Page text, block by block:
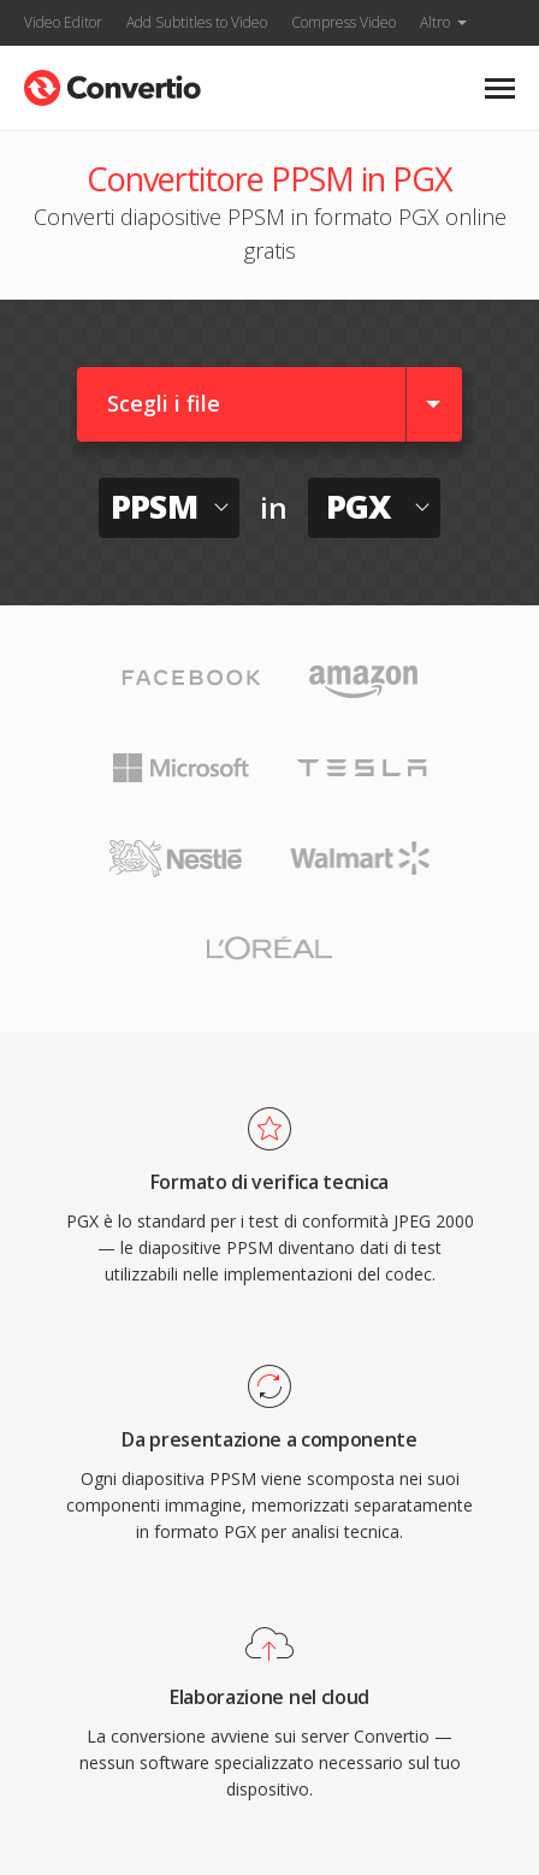
Video Editor Add Subtitles to Video Compress Video Altro
Convertitore PPSM in PGX
Converti diapositive PPSM in formato PGX online
gratis
Scegli i file
PPSM in PGX
Formato di verifica tecnica
PGX è lo standard per i test di conformità JPEG 2000
— le diapositive PPSM diventano dati di test
utilizzabili nelle implementazioni del codec.
Da presentazione a componente
Ogni diapositiva PPSM viene scomposta nei suoi
componenti immagine, memorizzati separatamente
in formato PGX per analisi tecnica.
Elaborazione nel cloud
La conversione avviene sui server Convertio —
nessun software specializzato necessario sul tuo
dispositivo.